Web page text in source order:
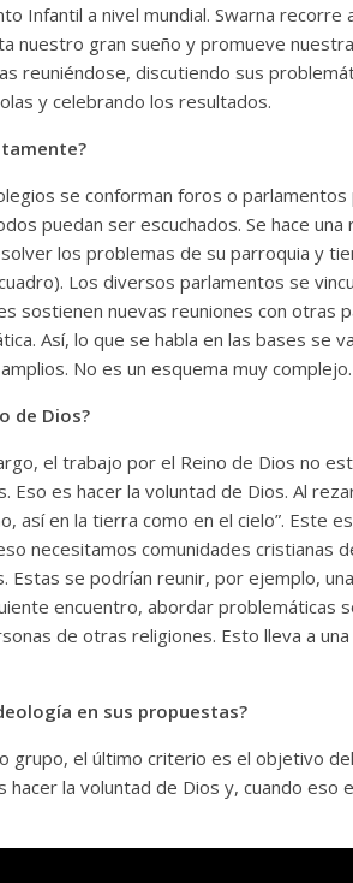
Infantil a nivel mundial. Swarna
nuestro gran sueño y promueve
reuniéndose, discutiendo sus
y celebrando los resultados.
se conforman foros o
puedan ser escuchados. Se hace una
los problemas de su parroquia y
Los diversos parlamentos se
sostienen nuevas reuniones con otras
Así, lo que se habla en las bases se
No es un esquema muy
de Dios?
el trabajo por el Reino de Dios no
Eso es hacer la voluntad de Dios. Al
así en la tierra como en el cielo”. Este
necesitamos comunidades cristianas
Estas se podrían reunir, por ejemplo,
encuentro, abordar problemáticas
de otras religiones. Esto lleva a
en sus propuestas?
grupo, el último criterio es el objetivo
la voluntad de Dios y, cuando eso